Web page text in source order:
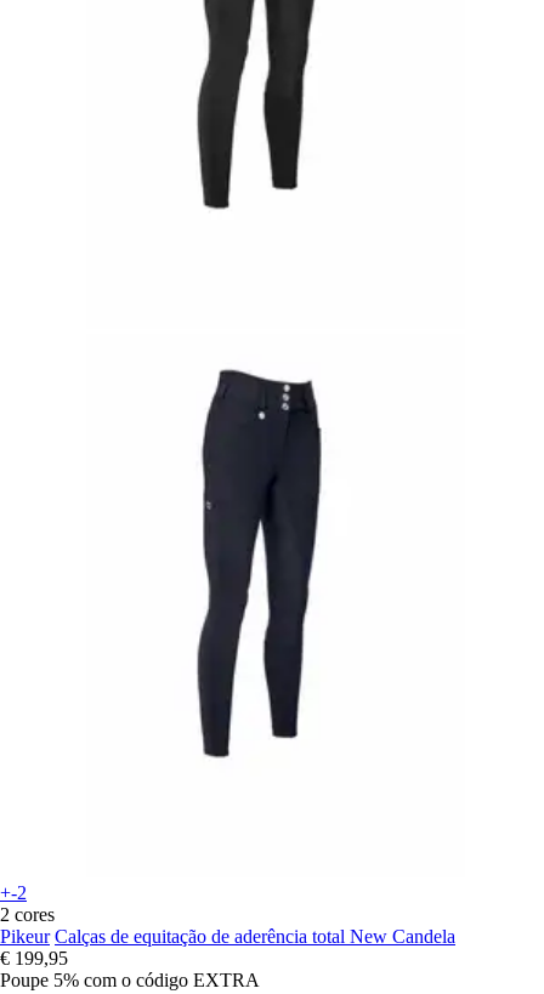
+-2
2 cores
Pikeur Calças de equitação de aderência total New Candela
€ 199,95
Poupe 5% com o código EXTRA